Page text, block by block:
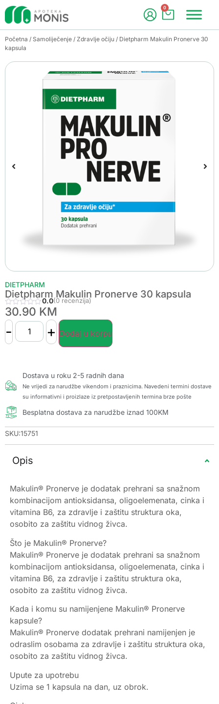
0
Početna / Samoliječenje / Zdravlje očiju / Dietpharm Makulin Pronerve 30
kapsula
DIETPHARM
Dietpharm Makulin Pronerve 30 kapsula
0.0(0 recenzija)
30.90 KM
- + Dodaj u korpu
Dostava u roku 2-5 radnih dana
Ne vrijedi za narudžbe vikendom i praznicima. Navedeni termini dostave
su informativni i proizlaze iz pretpostavljenih termina brze pošte
Besplatna dostava za narudžbe iznad 100KM
SKU:15751
Opis
Makulin® Pronerve je dodatak prehrani sa snažnom
kombinacijom antioksidansa, oligoelemenata, cinka i
vitamina B6, za zdravlje i zaštitu struktura oka,
osobito za zaštitu vidnog živca.
Što je Makulin® Pronerve?
Makulin® Pronerve je dodatak prehrani sa snažnom
kombinacijom antioksidansa, oligoelemenata, cinka i
vitamina B6, za zdravlje i zaštitu struktura oka,
osobito za zaštitu vidnog živca.
Kada i komu su namijenjene Makulin® Pronerve
kapsule?
Makulin® Pronerve dodatak prehrani namijenjen je
odraslim osobama za zdravlje i zaštitu struktura oka,
osobito za zaštitu vidnog živca.
Upute za upotrebu
Uzima se 1 kapsula na dan, uz obrok.